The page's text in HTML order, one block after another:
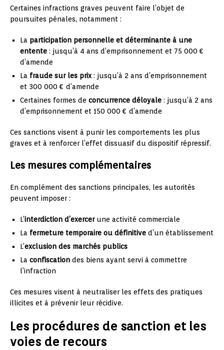
Certaines infractions graves peuvent faire l’objet de
poursuites pénales, notamment :
La participation personnelle et déterminante à une
entente : jusqu’à 4 ans d’emprisonnement et 75 000 €
d’amende
La fraude sur les prix: jusqu’à 2 ans d’emprisonnement
et 300 000 € d’amende
Certaines formes de concurrence déloyale : jusqu’à 2 ans
d’emprisonnement et 150 000 € d’amende
Ces sanctions visent à punir les comportements les plus
graves et à renforcer l’effet dissuasif du dispositif répressif.
Les mesures complémentaires
En complément des sanctions principales, les autorités
peuvent imposer :
L’interdiction d’exercerune activité commerciale
La fermeture temporaire ou définitive d’un établissement
L’exclusion des marchés publics
La confiscation des biens ayant servi à commettre
l’infraction
Ces mesures visent à neutraliser les effets des pratiques
illicites et à prévenir leur récidive.
Les procédures de sanction et les
voies de recours